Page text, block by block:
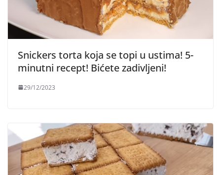
Snickers torta koja se topi u ustima! 5-
minutni recept! Bićete zadivljeni!
29/12/2023